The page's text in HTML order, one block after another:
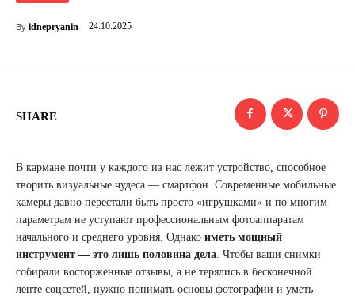
By idnepryanin 24.10.2025
SHARE
В кармане почти у каждого из нас лежит устройство, способное
творить визуальные чудеса — смартфон. Современные мобильные
камеры давно перестали быть просто «игрушками» и по многим
параметрам не уступают профессиональным фотоаппаратам
начального и среднего уровня. Однако иметь мощный
инструмент — это лишь половина дела . Чтобы ваши снимки
собирали восторженные отзывы, а не терялись в бесконечной
ленте соцсетей, нужно понимать основы фотографии и уметь